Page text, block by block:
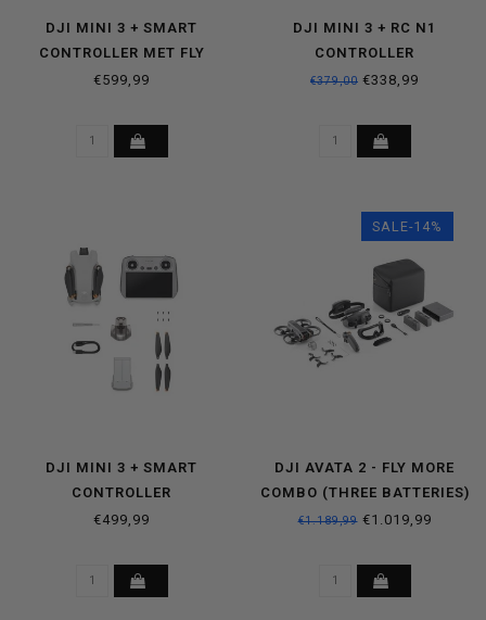
DJI MINI 3 + SMART
CONTROLLER MET FLY
MORE COMBO PAKKET
€599,99
DJI MINI 3 + RC N1
CONTROLLER
€379,00 €338,99
DJI MINI 3 + SMART
CONTROLLER
€499,99
SALE-14%
DJI AVATA 2 - FLY MORE
COMBO (THREE BATTERIES)
€1.189,99€1.019,99